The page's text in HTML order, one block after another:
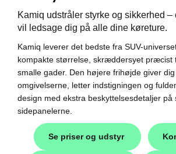
Kamiq udstråler styrke og sikkerhed
vil ledsage dig på alle dine køreture.
Kamiq leverer det bedste fra SUV-
kompakte størrelse, skræddersyet præcist
smalle gader. Den højere frihøjde giver
omgivelserne, letter indstigningen og
design med ekstra beskyttelsesdetaljer på
sidepanelerne.
Se priser og udstyr